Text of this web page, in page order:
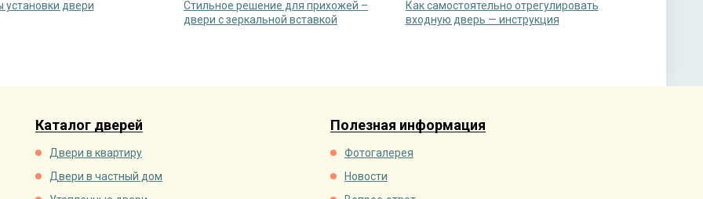
установки двери
Стильное решение для прихожей –
двери с зеркальной вставкой
Как самостоятельно отрегулировать
входную дверь — инструкция
Каталог дверей
Двери в квартиру
Двери в частный дом
Полезная информация
Фотогалерея
Новости